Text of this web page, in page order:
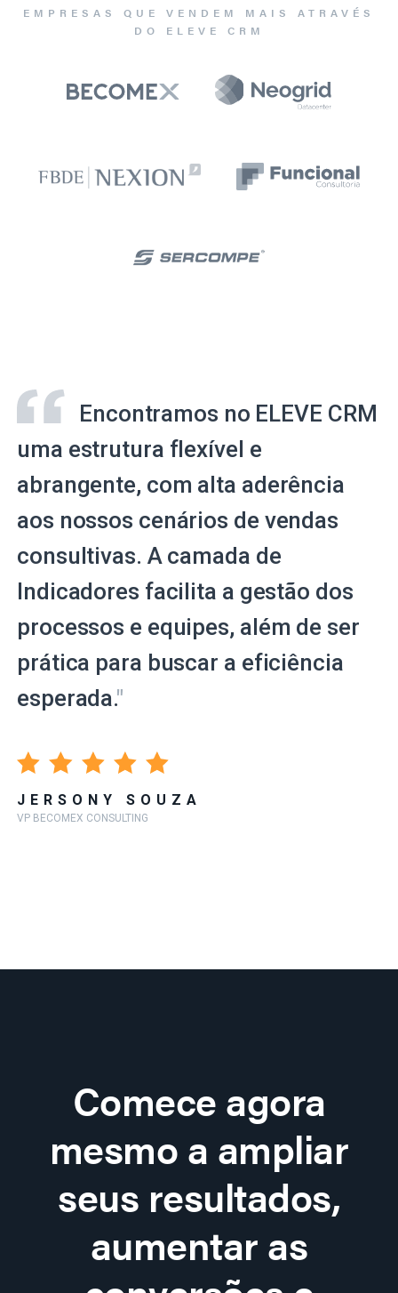
EMPRESAS QUE VENDEM MAIS ATRAVÉS
DO ELEVE CRM
Encontramos no ELEVE CRM
uma estrutura flexível e
abrangente, com alta aderência
aos nossos cenários de vendas
consultivas. A camada de
Indicadores facilita a gestão dos
processos e equipes, além de ser
prática para buscar a eficiência
esperada."
JERSONY SOUZA
VP BECOMEX CONSULTING
Comece agora
mesmo a ampliar
seus resultados,
aumentar as